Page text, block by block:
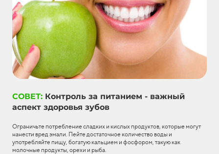
СОВЕТ: Контроль за питанием - важный
аспект здоровья зубов
Ограничьте потребление сладких и кислых продуктов, которые могут
нанести вред эмали. Пейте достаточное количество воды и
употребляйте пищу, богатую кальцием и фосфором, такую как
молочные продукты, орехи и рыба.